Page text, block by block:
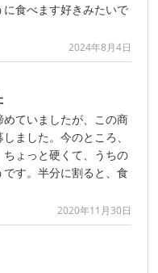
食べます好きみたいで
2024年8月4日
ていましたが、この商
ました。今のところ、
ょっと硬くて、うちの
す。半分に割ると、食
2020年11月30日